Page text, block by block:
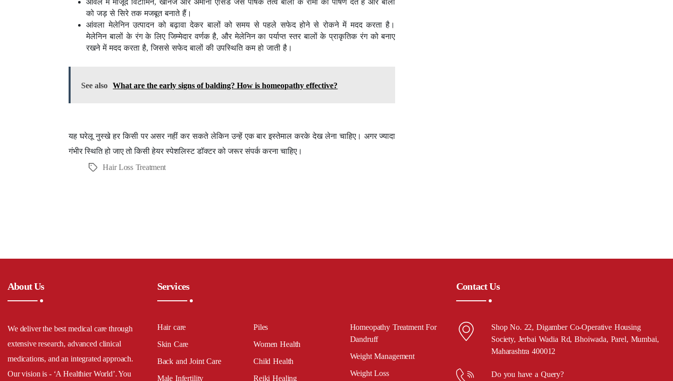
को जड़ से सिरे तक मजबूत बनाते हैं।
आंवला मेलेनिन उत्पादन को बढ़ावा देकर बालों को समय से पहले सफेद होने से रोकने में मदद करता है।
मेलेनिन बालों के रंग के लिए जिम्मेदार वर्णक है, और मेलेनिन का पर्याप्त स्तर बालों के प्राकृतिक रंग को बनाए
रखने में मदद करता है, जिससे सफेद बालों की उपस्थिति कम हो जाती है।
See also What are the early signs of balding? How is homeopathy effective?
यह घरेलू नुस्खे हर किसी पर असर नहीं कर सकते लेकिन उन्हें एक बार इस्तेमाल करके देख लेना चाहिए। अगर ज्यादा
गंभीर स्थिति हो जाए तो किसी हेयर स्पेशलिस्ट डॉक्टर को जरूर संपर्क करना चाहिए।
TagsHair Loss Treatment
About Us
We deliver the best medical care through
extensive research, advanced clinical
medications, and an integrated approach.
Our vision is - ‘A Healthier World’. You
Services
Hair care
Skin Care
Back and Joint Care
Male Infertility
Piles
Women Health
Child Health
Reiki Healing
Homeopathy Treatment For
Dandruff
Weight Management
Weight Loss
Contact Us
Shop No. 22, Digamber Co-Operative Housing
Society, Jerbai Wadia Rd, Bhoiwada, Parel, Mumbai,
Maharashtra 400012
Do you have a Query?